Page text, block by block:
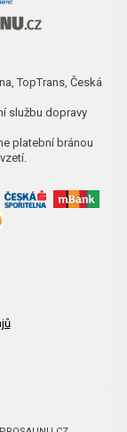
TopTrans, Česká
službu dopravy
platební bránou